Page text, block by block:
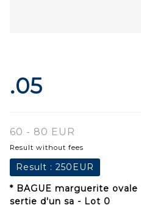
.05
60 - 80 EUR
Result without fees
Result : 250EUR
* BAGUE marguerite ovale
sertie d'un sa - Lot 0